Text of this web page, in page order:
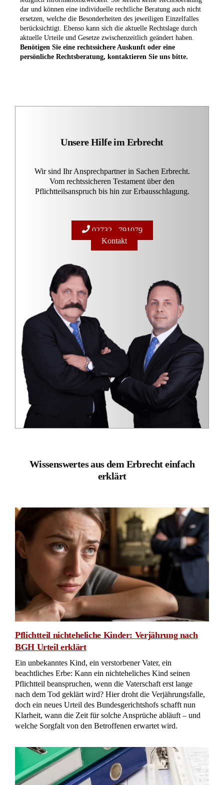
dar und können eine individuelle rechtliche Beratung auch nicht
ersetzen, welche die Besonderheiten des jeweiligen Einzelfalles
berücksichtigt. Ebenso kann sich die aktuelle Rechtslage durch
aktuelle Urteile und Gesetze zwischenzeitlich geändert haben.
Benötigen Sie eine rechtssichere Auskunft oder eine
persönliche Rechtsberatung, kontaktieren Sie uns bitte.
Unsere Hilfe im Erbrecht
Wir sind Ihr Ansprechpartner in Sachen Erbrecht.
Vom rechtssicheren Testament über den
Pflichtteilsanspruch bis hin zur Erbausschlagung.
02732 - 791079
Kontakt
Wissenswertes aus dem Erbrecht einfach
erklärt
Pflichtteil nichteheliche Kinder: Verjährung nach
BGH Urteil erklärt
Ein unbekanntes Kind, ein verstorbener Vater, ein
beachtliches Erbe: Kann ein nichteheliches Kind seinen
Pflichtteil beanspruchen, wenn die Vaterschaft erst lange
nach dem Tod geklärt wird? Hier droht die Verjährungsfalle,
doch ein neues Urteil des Bundesgerichtshofs schafft nun
Klarheit, wann die Zeit für solche Ansprüche abläuft – und
welche Sorgfalt von den Betroffenen erwartet wird.